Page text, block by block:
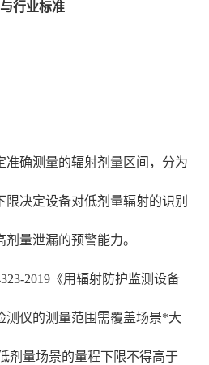
行业标准
准确测量的辐射剂量区间，分为
限决定设备对低剂量辐射的识别
量泄漏的预警能力。
2019《用辐射防护监测设备
测仪的测量范围需覆盖场景*大
剂量场景的量程下限不得高于